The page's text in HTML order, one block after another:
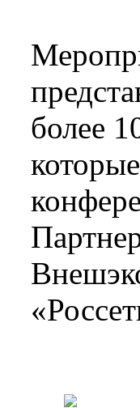
более